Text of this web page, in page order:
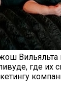
Вильяльта
где их